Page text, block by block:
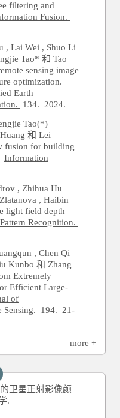
filtering and
Fusion.
, Lai Wei , Shuo Li
Tao* 和 Tao
sensing image
optimization.
Earth
134. 2024.
Tao(*)
和 Lei
fusion for building
Information
, Zhihua Hu
, Haibin
light field depth
Pattern Recognition.
, Chen Qi
Kunbo 和 Zhang
Extremely
Efficient Large-
of
Sensing.
194. 21-
more +
卫星正射影像颜
.